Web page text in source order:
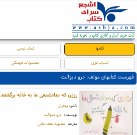
کتابها کمک درسی
اسباب بازی محصولات فرهنگی
فهرست کتابهای مولف: درو دیوالت
روزی که مدادشمعی ها به خانه برگشتند
ناشر: زعفران
نویسنده: درو دیوالت
مترجم: محبوبه نجف خانی